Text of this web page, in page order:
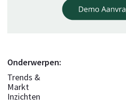
Onderwerpen:
Trends &
Markt
Inzichten